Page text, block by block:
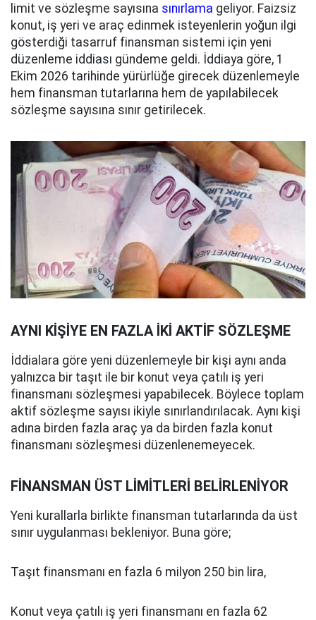
limit ve sözleşme sayısına sınırlama geliyor. Faizsiz
konut, iş yeri ve araç edinmek isteyenlerin yoğun ilgi
gösterdiği tasarruf finansman sistemi için yeni
düzenleme iddiası gündeme geldi. İddiaya göre, 1
Ekim 2026 tarihinde yürürlüğe girecek düzenlemeyle
hem finansman tutarlarına hem de yapılabilecek
sözleşme sayısına sınır getirilecek.
AYNI KİŞİYE EN FAZLA İKİ AKTİF SÖZLEŞME
İddialara göre yeni düzenlemeyle bir kişi aynı anda
yalnızca bir taşıt ile bir konut veya çatılı iş yeri
finansmanı sözleşmesi yapabilecek. Böylece toplam
aktif sözleşme sayısı ikiyle sınırlandırılacak. Aynı kişi
adına birden fazla araç ya da birden fazla konut
finansmanı sözleşmesi düzenlenemeyecek.
FİNANSMAN ÜST LİMİTLERİ BELİRLENİYOR
Yeni kurallarla birlikte finansman tutarlarında da üst
sınır uygulanması bekleniyor. Buna göre;
Taşıt finansmanı en fazla 6 milyon 250 bin lira,
Konut veya çatılı iş yeri finansmanı en fazla 62